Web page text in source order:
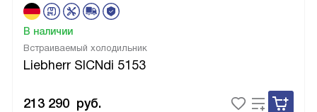
Встраиваемый холодильник
Liebherr SICNdi 5153
В наличии
213 290 руб.